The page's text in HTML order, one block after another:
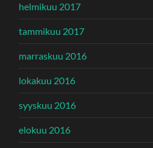
helmikuu 2017
tammikuu 2017
marraskuu 2016
lokakuu 2016
syyskuu 2016
elokuu 2016